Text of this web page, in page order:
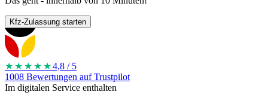
Kfz-Zulassung starten
★★★★ ★4,8 / 5
1008 Bewertungen auf Trustpilot
Im digitalen Service enthalten